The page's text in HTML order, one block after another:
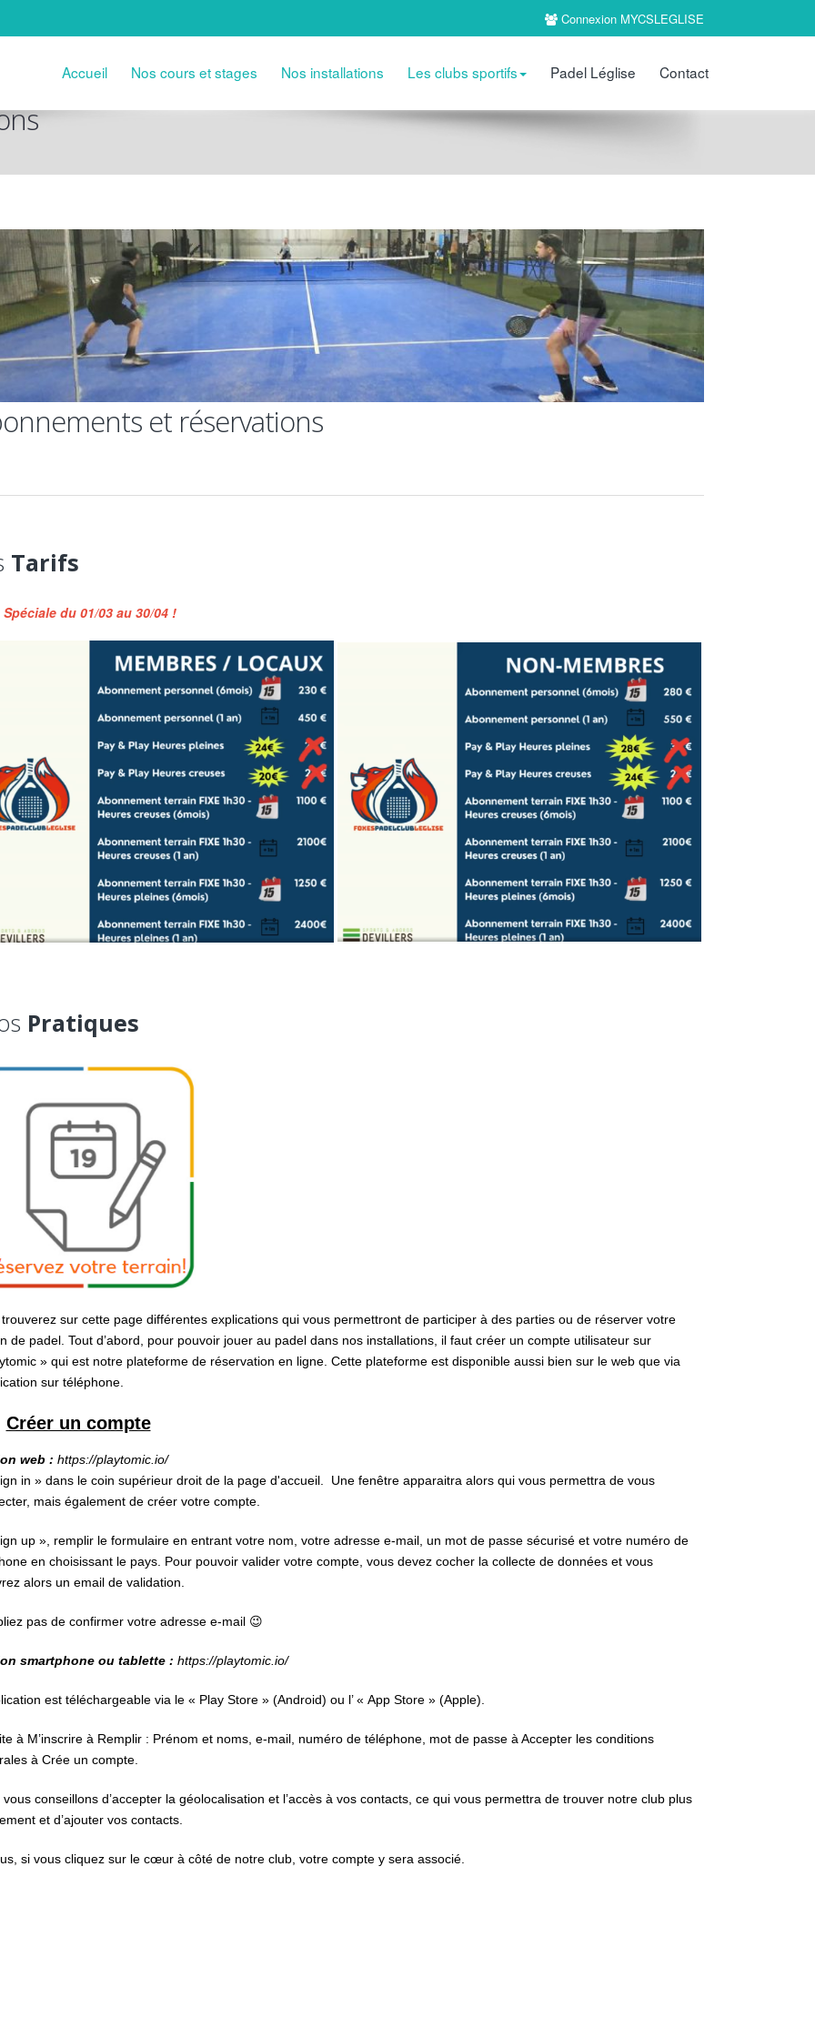
Connexion MYCSLEGLISE
Accueil Nos cours et stages Nos installations Les clubs sportifs Padel Léglise Contact
et réservations
Tarifs
du 01/03 au 30/04 !
Pratiques
trouverez sur cette page différentes explications qui vous permettront de participer à des parties ou de réserver votre
de padel. Tout d’abord, pour pouvoir jouer au padel dans nos installations, il faut créer un compte utilisateur sur
» qui est notre plateforme de réservation en ligne. Cette plateforme est disponible aussi bien sur le web que via
sur téléphone.
Créer un compte
web : https://playtomic.io/
in » dans le coin supérieur droit de la page d'accueil. Une fenêtre apparaitra alors qui vous permettra de vous
mais également de créer votre compte.
up », remplir le formulaire en entrant votre nom, votre adresse e-mail, un mot de passe sécurisé et votre numéro de
en choisissant le pays. Pour pouvoir valider votre compte, vous devez cocher la collecte de données et vous
alors un email de validation.
pas de confirmer votre adresse e-mail 😉
smartphone ou tablette : https://playtomic.io/
est téléchargeable via le « Play Store » (Android) ou l’ « App Store » (Apple).
à M’inscrire à Remplir : Prénom et noms, e-mail, numéro de téléphone, mot de passe à Accepter les conditions
à Crée un compte.
vous conseillons d’accepter la géolocalisation et l’accès à vos contacts, ce qui vous permettra de trouver notre club plus
et d’ajouter vos contacts.
si vous cliquez sur le cœur à côté de notre club, votre compte y sera associé.